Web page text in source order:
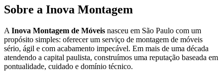
Sobre a Inova Montagem
A Inova Montagem de Móveis nasceu em São Paulo com um
propósito simples: oferecer um serviço de montagem de móveis
sério, ágil e com acabamento impecável. Em mais de uma década
atendendo a capital paulista, construímos uma reputação baseada em
pontualidade, cuidado e domínio técnico.